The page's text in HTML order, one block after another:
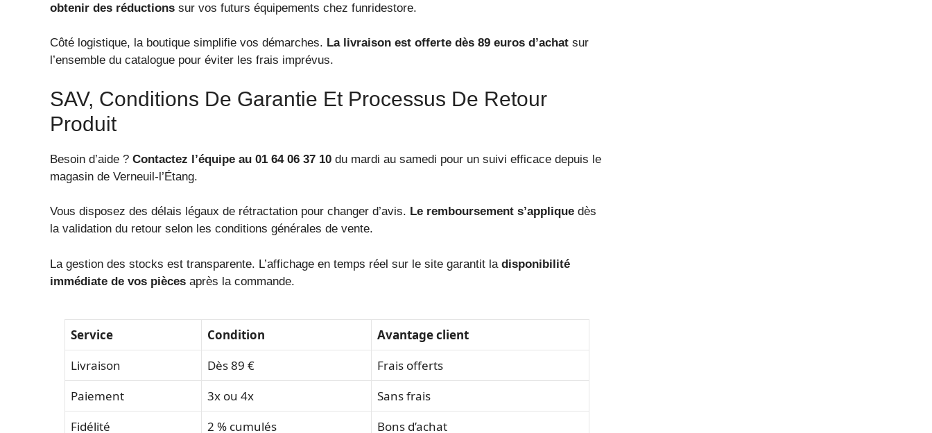
obtenir des réductions sur vos futurs équipements chez funridestore.
Côté logistique, la boutique simplifie vos démarches. La livraison est offerte dès 89 euros d’achat sur
l’ensemble du catalogue pour éviter les frais imprévus.
SAV, Conditions De Garantie Et Processus De Retour
Produit
Besoin d’aide ? Contactez l’équipe au 01 64 06 37 10 du mardi au samedi pour un suivi efficace depuis le
magasin de Verneuil-l’Étang.
Vous disposez des délais légaux de rétractation pour changer d’avis. Le remboursement s’applique dès
la validation du retour selon les conditions générales de vente.
La gestion des stocks est transparente. L’affichage en temps réel sur le site garantit la disponibilité
immédiate de vos pièces après la commande.
Service Condition
Avantage client
Livraison
Dès 89 €
Frais offerts
Paiement
3x ou 4x
Sans frais
Fidélité
2 % cumulés Bons d’achat